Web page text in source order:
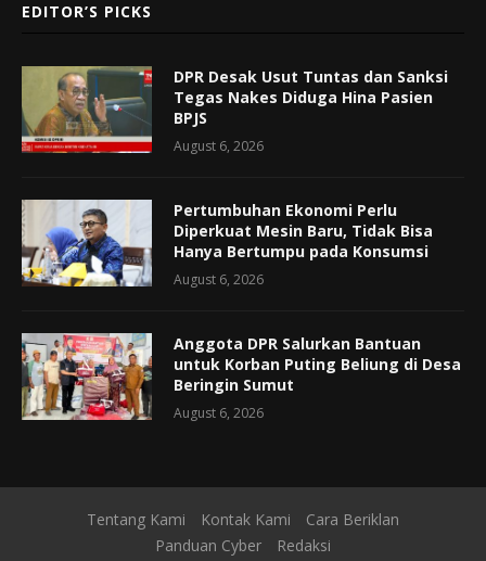
EDITOR’S PICKS
DPR Desak Usut Tuntas dan Sanksi
Tegas Nakes Diduga Hina Pasien
BPJS
August 6, 2026
Pertumbuhan Ekonomi Perlu
Diperkuat Mesin Baru, Tidak Bisa
Hanya Bertumpu pada Konsumsi
August 6, 2026
Anggota DPR Salurkan Bantuan
untuk Korban Puting Beliung di Desa
Beringin Sumut
August 6, 2026
Tentang Kami Kontak Kami
Cara Beriklan
Panduan Cyber
Redaksi